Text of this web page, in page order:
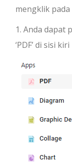
mengklik pada
1. Anda dapat
‘PDF’ di sisi